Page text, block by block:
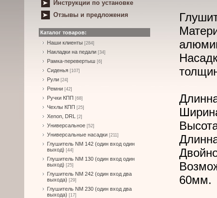
Инструкции по установке
Отзывы и предложения
Каталог товаров:
Наши клиенты [284]
Накладки на педали [34]
Рамка-перевертыш [6]
Сиденья [107]
Рули [24]
Ремни [42]
Ручки КПП [68]
Чехлы КПП [25]
Xenon, DRL [2]
Универсальное [52]
Универсальные насадки [211]
Глушитель NM 142 (один вход один
выход) [44]
Глушитель NM 130 (один вход один
выход) [25]
Глушитель NM 242 (один вход два
выхода) [29]
Глушитель NM 230 (один вход два
выхода) [17]
60мм.